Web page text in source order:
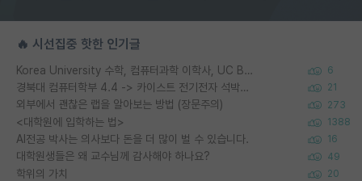
🔥 시선집중 핫한 인기글
Korea University 수학, 컴퓨터과학 이학사, UC Berkeley 산업공학 대학원 공학박사가 되는 것은 쉽지 않겠죠? 6
경북대 컴퓨터학부 4.4 -> 카이스트 전기전자 석박사통합과정 합격 21
외부에서 괜찮은 랩을 알아보는 방법 (장문주의) 273
<대학원에 입학하는 법> 1388
AI전공 박사는 의사보다 돈을 더 많이 벌 수 있습니다. 16
대학원생들은 왜 교수님께 감사해야 하나요? 49
학위의 가치 20